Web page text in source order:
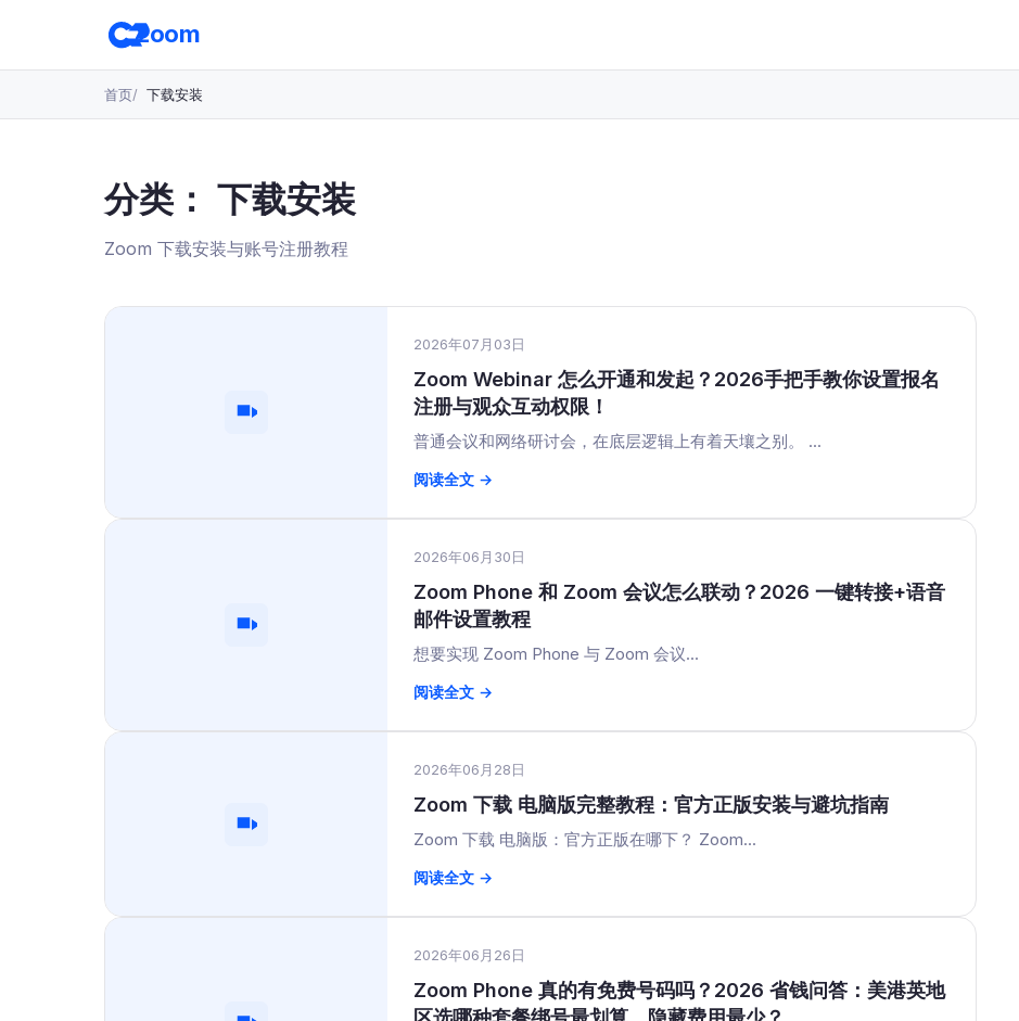
至
要
zoom
首页 下载安装
分类： 下载安装
Zoom 下载安装与账号注册教程
2026年07月03日
Zoom Webinar 怎么开通和发起？2026手把手教你设置报名
注册与观众互动权限！
普通会议和网络研讨会，在底层逻辑上有着天壤之别。 ...
阅读全文 →
2026年06月30日
Zoom Phone 和 Zoom 会议怎么联动？2026 一键转接+语音
邮件设置教程
想要实现 Zoom Phone 与 Zoom 会议...
阅读全文 →
2026年06月28日
Zoom 下载 电脑版完整教程：官方正版安装与避坑指南
Zoom 下载 电脑版：官方正版在哪下？ Zoom...
阅读全文 →
2026年06月26日
Zoom Phone 真的有免费号码吗？2026 省钱问答：美港英地